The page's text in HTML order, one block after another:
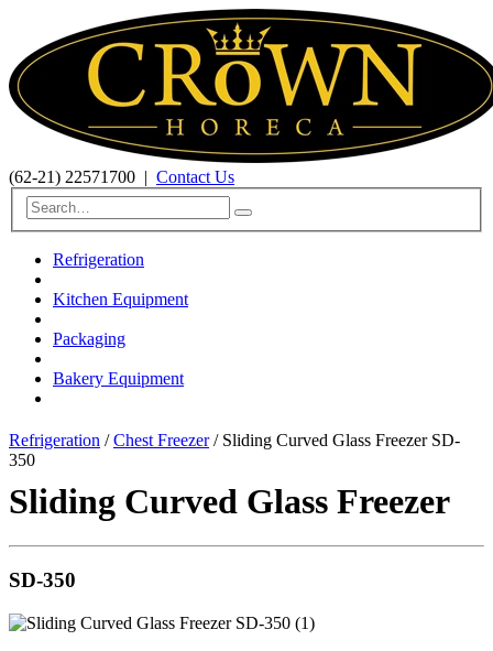
(62-21) 22571700 | Contact Us
Refrigeration
Kitchen Equipment
Packaging
Bakery Equipment
Refrigeration /Chest Freezer/ Sliding Curved Glass Freezer SD-
350
Sliding Curved Glass Freezer
SD-350